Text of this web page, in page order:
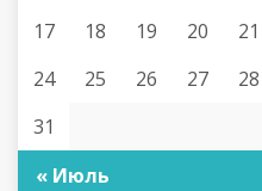
17
18 19 20 21
24
25 26 27 28
31
« Июль